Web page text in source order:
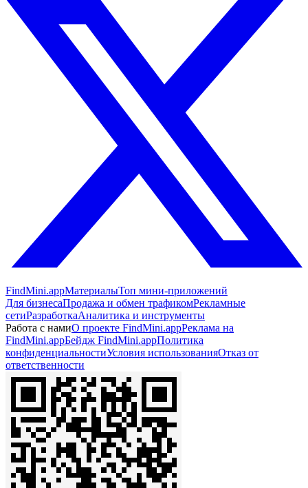
FindMini.appМатериалыТоп мини-приложений
Для бизнесаПродажа и обмен трафикомРекламные
сетиРазработкаАналитика и инструменты
Работа с намиО проекте FindMini.appРеклама на
FindMini.appБейдж FindMini.appПолитика
конфиденциальностиУсловия использованияОтказ от
ответственности